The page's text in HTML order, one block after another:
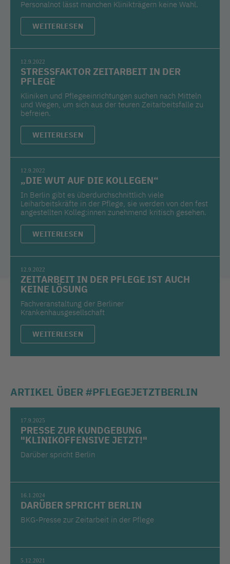
Personalnot lässt manchen Klinikträgern keine Wahl.
WEITERLESEN
12.9.2022
STRESSFAKTOR ZEITARBEIT IN DER
PFLEGE
Kliniken und Pflegeeinrichtungen suchen nach Mitteln
und Wegen, um sich aus der teuren Zeitarbeitsfalle zu
befreien.
WEITERLESEN
12.9.2022
„DIE WUT AUF DIE KOLLEGEN“
In Berlin gibt es überdurchschnittlich viele
Leiharbeitskräfte in der Pflege, sie werden von den fest
angestellten Kolleg:innen zunehmend kritisch gesehen.
WEITERLESEN
12.9.2022
ZEITARBEIT IN DER PFLEGE IST AUCH
KEINE LÖSUNG
Fachveranstaltung der Berliner
Krankenhausgesellschaft
WEITERLESEN
ARTIKEL ÜBER #PFLEGEJETZTBERLIN
17.9.2025
PRESSE ZUR KUNDGEBUNG
"KLINIKOFFENSIVE JETZT!"
Darüber spricht Berlin
16.1.2024
DARÜBER SPRICHT BERLIN
BKG-Presse zur Zeitarbeit in der Pflege
5.12.2021